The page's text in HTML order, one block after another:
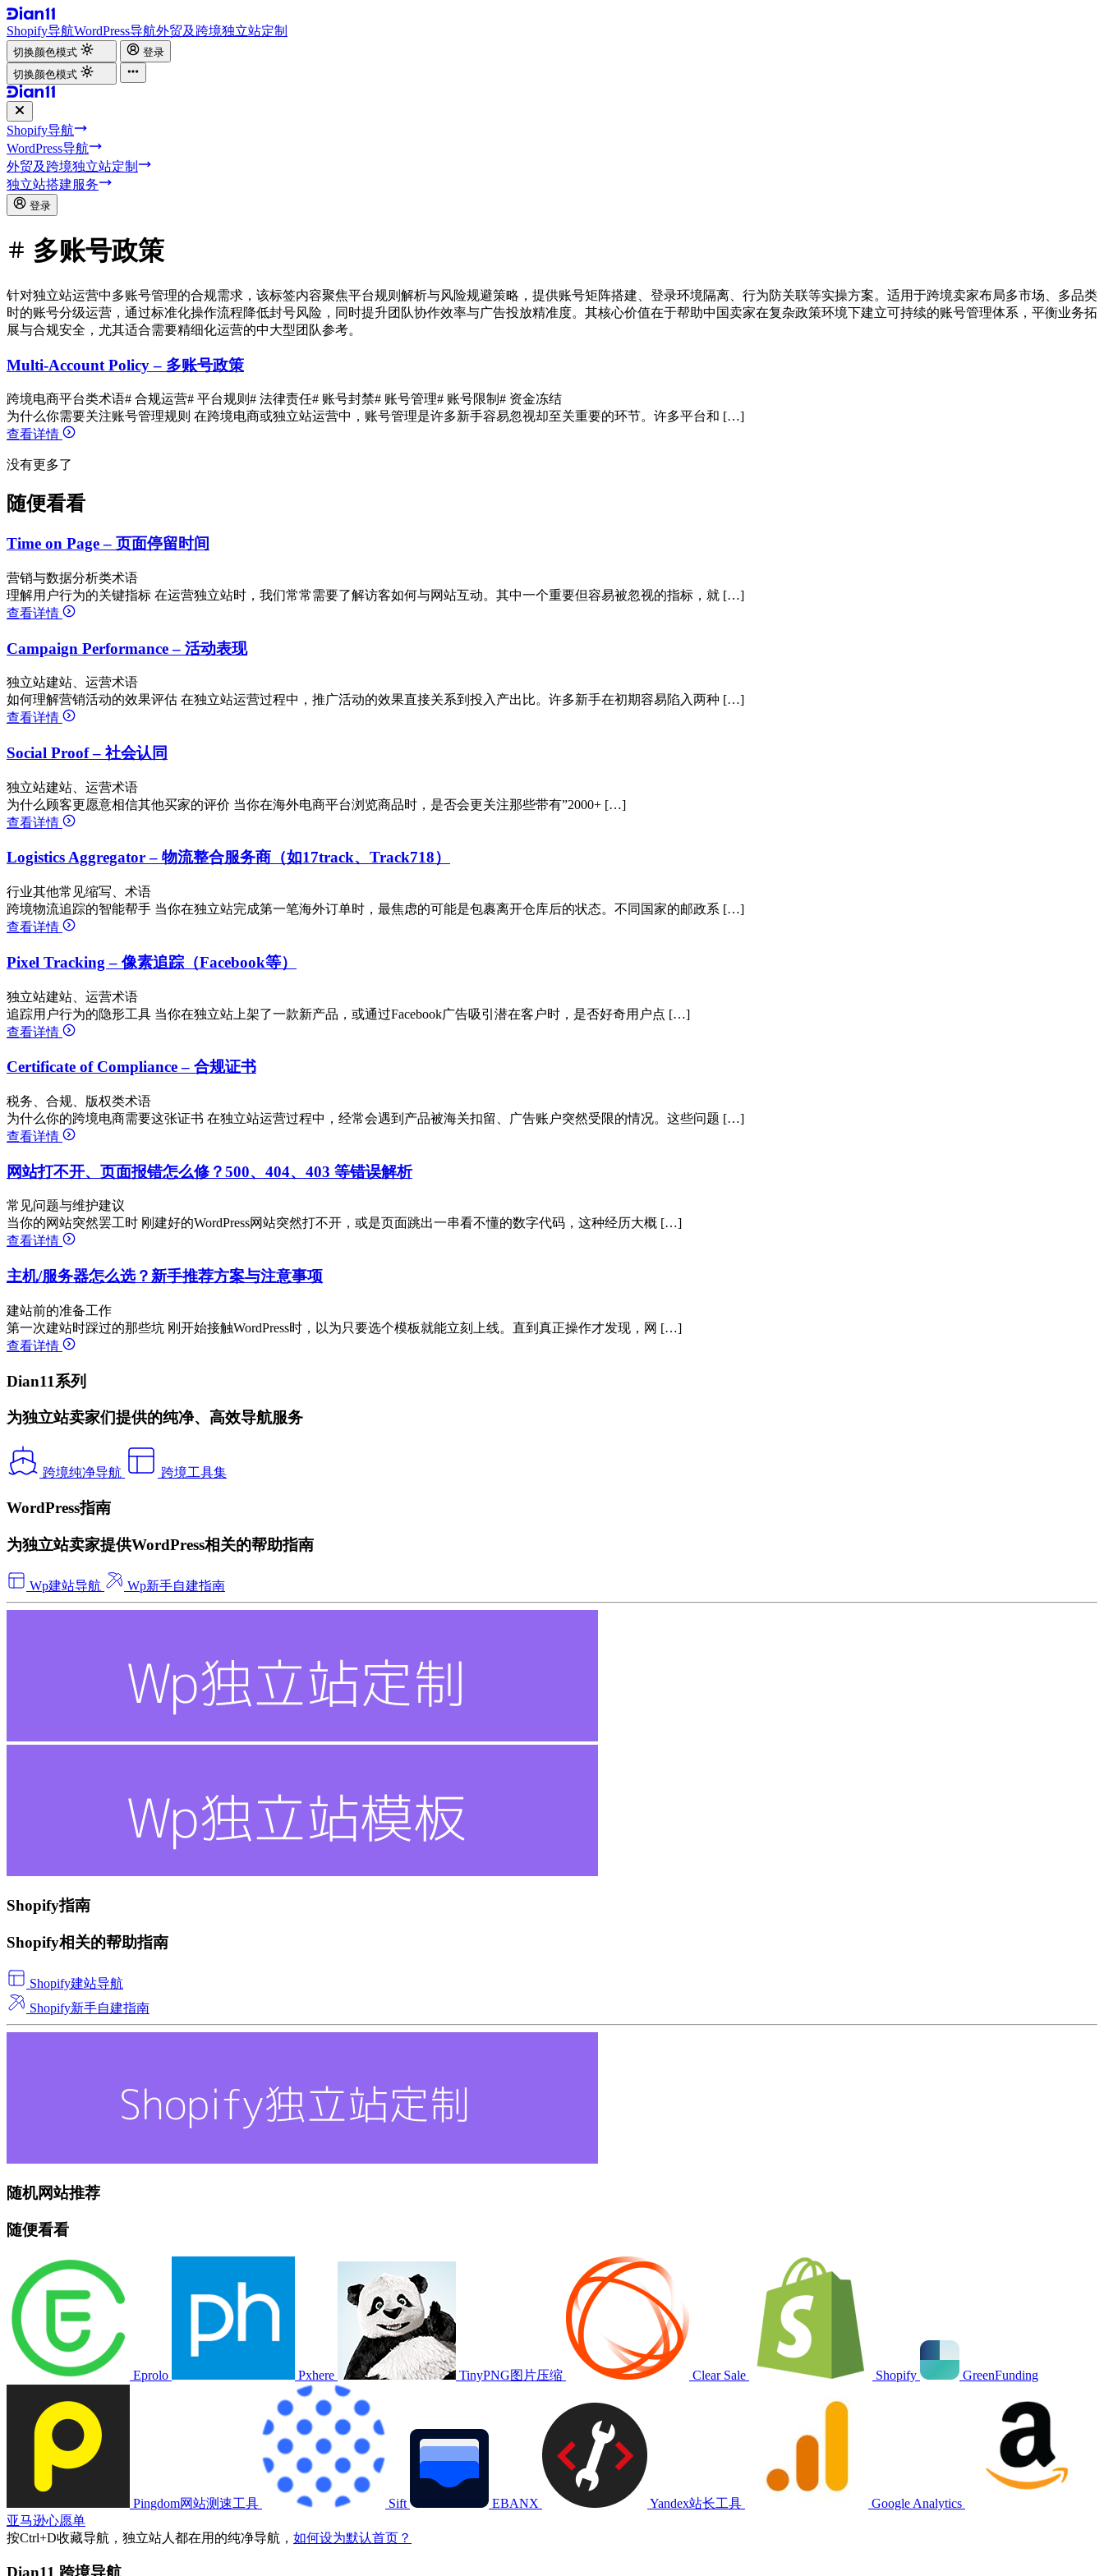
Shopify导航WordPress导航外贸及跨境独立站定制
切换颜色模式
登录
切换颜色模式
Shopify导航
WordPress导航
外贸及跨境独立站定制
独立站搭建服务
登录
多账号政策
针对独立站运营中多账号管理的合规需求，该标签内容聚焦平台规则解析与风险规避策略，提供账号矩阵搭建、登录环境隔离、行为防关联等实操方案。适用于跨境卖家布局多市场、多品类
时的账号分级运营，通过标准化操作流程降低封号风险，同时提升团队协作效率与广告投放精准度。其核心价值在于帮助中国卖家在复杂政策环境下建立可持续的账号管理体系，平衡业务拓
展与合规安全，尤其适合需要精细化运营的中大型团队参考。
Multi-Account Policy – 多账号政策
跨境电商平台类术语# 合规运营# 平台规则 # 法律责任# 账号封禁# 账号管理# 账号限制 # 资金冻结
为什么你需要关注账号管理规则 在跨境电商或独立站运营中，账号管理是许多新手容易忽视却至关重要的环节。许多平台和 […]
查看详情
没有更多了
随便看看
Time on Page – 页面停留时间
营销与数据分析类术语
理解用户行为的关键指标 在运营独立站时，我们常常需要了解访客如何与网站互动。其中一个重要但容易被忽视的指标，就 […]
查看详情
Campaign Performance – 活动表现
独立站建站、运营术语
如何理解营销活动的效果评估 在独立站运营过程中，推广活动的效果直接关系到投入产出比。许多新手在初期容易陷入两种 […]
查看详情
Social Proof – 社会认同
独立站建站、运营术语
为什么顾客更愿意相信其他买家的评价 当你在海外电商平台浏览商品时，是否会更关注那些带有”2000+ […]
查看详情
Logistics Aggregator – 物流整合服务商（如17track、Track718）
行业其他常见缩写、术语
跨境物流追踪的智能帮手 当你在独立站完成第一笔海外订单时，最焦虑的可能是包裹离开仓库后的状态。不同国家的邮政系 […]
查看详情
Pixel Tracking – 像素追踪（Facebook等）
独立站建站、运营术语
追踪用户行为的隐形工具 当你在独立站上架了一款新产品，或通过Facebook广告吸引潜在客户时，是否好奇用户点 […]
查看详情
Certificate of Compliance – 合规证书
税务、合规、版权类术语
为什么你的跨境电商需要这张证书 在独立站运营过程中，经常会遇到产品被海关扣留、广告账户突然受限的情况。这些问题 […]
查看详情
网站打不开、页面报错怎么修？500、404、403 等错误解析
常见问题与维护建议
当你的网站突然罢工时 刚建好的WordPress网站突然打不开，或是页面跳出一串看不懂的数字代码，这种经历大概 […]
查看详情
主机/服务器怎么选？新手推荐方案与注意事项
建站前的准备工作
第一次建站时踩过的那些坑 刚开始接触WordPress时，以为只要选个模板就能立刻上线。直到真正操作才发现，网 […]
查看详情
Dian11系列
为独立站卖家们提供的纯净、高效导航服务
跨境纯净导航 跨境工具集
WordPress指南
为独立站卖家提供WordPress相关的帮助指南
Wp建站导航 Wp新手自建指南
Shopify指南
Shopify相关的帮助指南
Shopify建站导航
Shopify新手自建指南
随机网站推荐
随便看看
Eprolo Pxhere TinyPNG图片压缩 Clear Sale Shopify GreenFunding
Pingdom网站测速工具 Sift EBANX Yandex站长工具
Google Analytics
亚马逊心愿单
按Ctrl+D收藏导航，独立站人都在用的纯净导航， 如何设为默认首页？
Dian11 跨境导航